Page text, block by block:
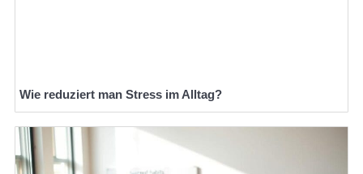
Wie reduziert man Stress im Alltag?